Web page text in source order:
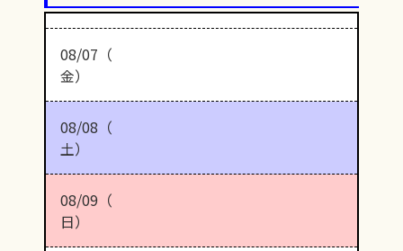
08/07（
金）
08/08（
土）
08/09（
日）